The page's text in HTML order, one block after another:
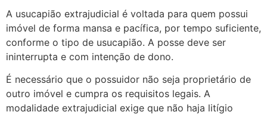
A usucapião extrajudicial é voltada para quem possui
imóvel de forma mansa e pacífica, por tempo suficiente,
conforme o tipo de usucapião. A posse deve ser
ininterrupta e com intenção de dono.
É necessário que o possuidor não seja proprietário de
outro imóvel e cumpra os requisitos legais. A
modalidade extrajudicial exige que não haja litígio